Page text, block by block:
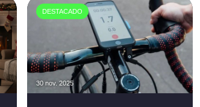
DESTACADO
30 nov. 2025